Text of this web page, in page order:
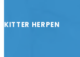
KITTER HERPEN